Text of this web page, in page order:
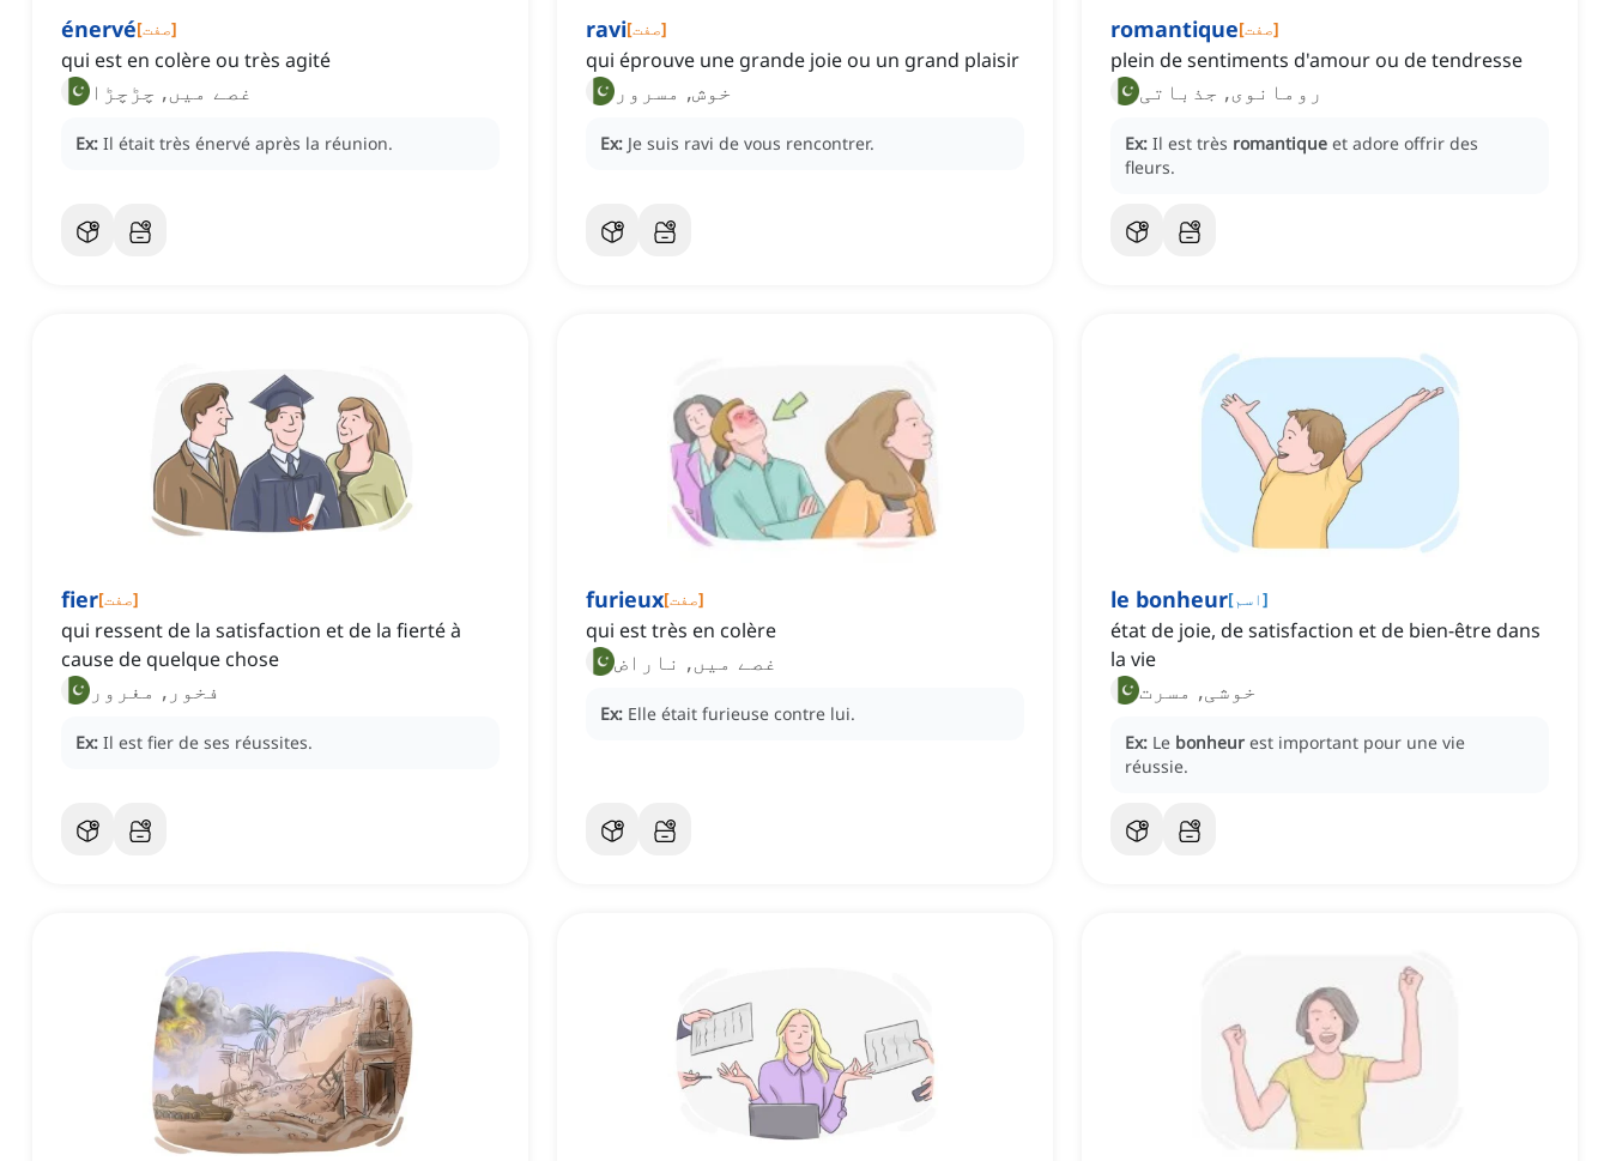
énervé[صفت]
qui est en colère ou très agité
غصے میں, چڑچڑا
Ex: Il était très énervé après la réunion.
ravi[صفت]
qui éprouve une grande joie ou un grand plaisir
خوش, مسرور
Ex: Je suis ravi de vous rencontrer.
romantique[صفت]
plein de sentiments d'amour ou de tendresse
رومانوی, جذباتی
Ex: Il est très romantique et adore offrir des
fleurs.
fier[صفت]
qui ressent de la satisfaction et de la fierté à
cause de quelque chose
فخور, مغرور
Ex: Il est fier de ses réussites.
furieux[صفت]
qui est très en colère
غصے میں, ناراض
Ex: Elle était furieuse contre lui.
le bonheur[اسم]
état de joie, de satisfaction et de bien-être dans
la vie
خوشی, مسرت
Ex: Le bonheur est important pour une vie
réussie.